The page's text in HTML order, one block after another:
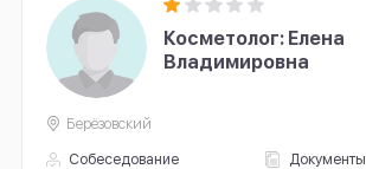
Косметолог: Елена
Владимировна
Собеседование
Документы
Берёзовский